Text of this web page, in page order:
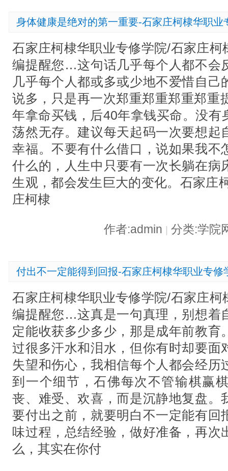
身体健康是绝对的第一重要-石家庄柯棣华职业
石家庄柯棣华职业专修学院/石家庄
编提醒您…这句话几乎每个人都不会
几乎每个人都或多或少地不爱惜自己
说多，只是再一次郑重郑重郑重郑重
年拿命买钱，后40年拿钱买命。没有
荡然无存。建议每天起码一次要想起
幸福。不要有什么借口，说如果我不
什么的，人生中只要有一次长躺在病
生观，都会发生巨大的变化。石家庄
庄柯棣
作者:admin | 分类:学院
付出不一定能得到回报-石家庄柯棣华职业专修
石家庄柯棣华职业专修学院/石家庄
编提醒您…这真是一句真理，别想着
定能收获多少多少，那是成年前教育
过很多汗水和泪水，但你有时却要面
失望和伤心，我相信每个人都会经历
到一个细节，石佛每次不管输棋赢
丧、难受、欢喜，而是沉静地复盘。
要付出之前，就要明白不一定能有回
味过程，总结经验，做好准备，再次
么，其实在你付